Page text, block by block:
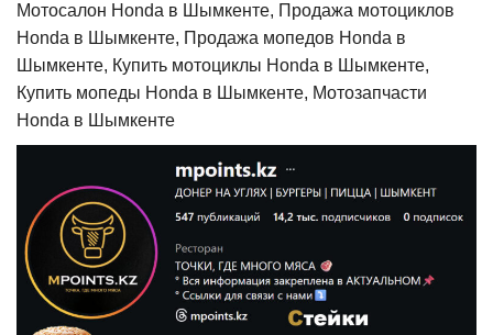
Мотосалон Honda в Шымкенте, Продажа мотоциклов
Honda в Шымкенте, Продажа мопедов Honda в
Шымкенте, Купить мотоциклы Honda в Шымкенте,
Купить мопеды Honda в Шымкенте, Мотозапчасти
Honda в Шымкенте